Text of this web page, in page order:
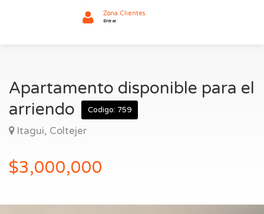
Zona Clientes
Apartamento disponible para el
arriendo
Codigo: 759
Itagui, Coltejer
$3,000,000